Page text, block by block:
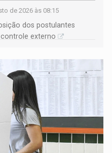
de 2026 às 08:15
dos postulantes
externo